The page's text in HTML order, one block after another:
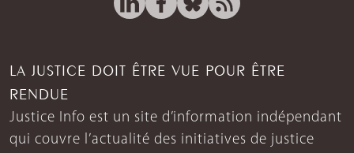
LA JUSTICE DOIT ÊTRE VUE POUR ÊTRE
RENDUE
Justice Info est un site d’information indépendant
qui couvre l’actualité des initiatives de justice